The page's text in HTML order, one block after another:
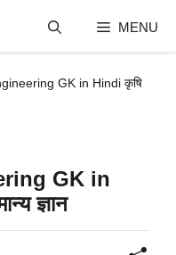
MENU
GK in Hindi कृषि
GK in
ज्ञान